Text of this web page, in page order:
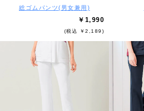
総ゴムパンツ(男女兼用)
￥1,990
(税込 ￥2,189)